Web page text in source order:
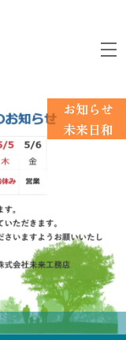
お知らせ
未来日和